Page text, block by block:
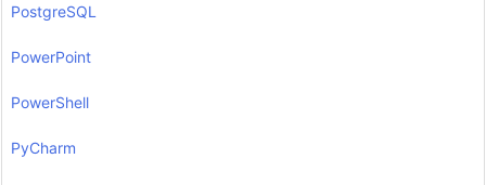
PostgreSQL
PowerPoint
PowerShell
PyCharm